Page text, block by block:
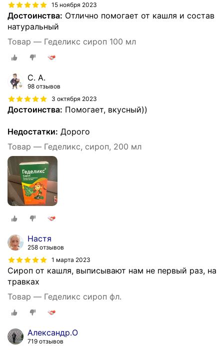
15 ноября 2023
Достоинства: Отлично помогает от кашля и состав
натуральный
Товар — Геделикс сироп 100 мл
С. А.
98 отзывов
3 октября 2023
Достоинства: Помогает, вкусный))
Недостатки: Дорого
Товар — Геделикс, сироп, 200 мл
Настя
258 отзывов
1 марта 2023
Сироп от кашля, выписывают нам не первый раз, на
травках
Товар — Геделикс сироп фл.
Александр.О
719 отзывов